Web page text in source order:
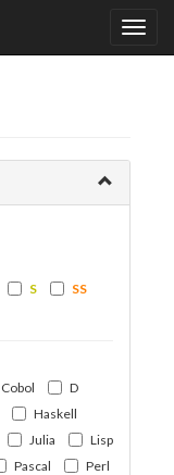
S
SS
Cobol
D
Haskell
Julia
Lisp
Pascal
Perl